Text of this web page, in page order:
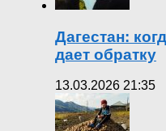
Дагестан:
дает обратку
13.03.2026 21:35